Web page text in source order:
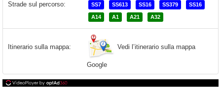
Strade sul percorso: SS7 SS613 SS16 SS379 SS16
A14 A1 A21 A32
Itinerario sulla mappa: Vedi l’itinerario sulla mappa
Google